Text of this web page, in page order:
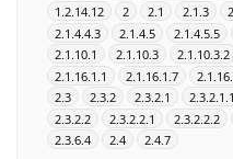
1.2.14.12
2 2.1 2.1.3
2.1.4.4.3
2.1.4.5 2.1.4.5.5
2.1.10.1
2.1.10.3 2.1.10.3.2
2.1.16.1.1
2.1.16.1.7
2.3
2.3.2 2.3.2.1 2.3.2.1.1
2.3.2.2
2.3.2.2.1 2.3.2.2.2
2.3.6.4
2.4 2.4.7